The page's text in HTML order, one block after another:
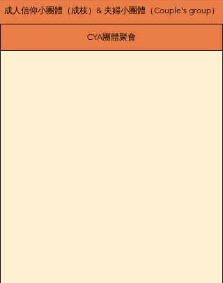
成人信仰小團體（成枝）& 夫婦小團體（Couple's group）
CYA團體聚會